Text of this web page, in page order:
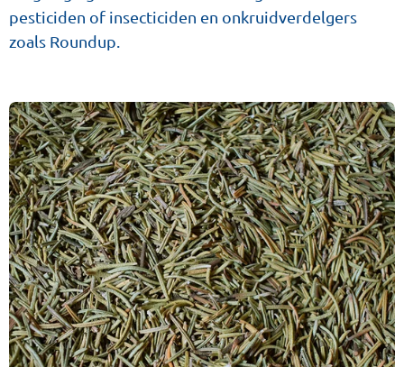
pesticiden of insecticiden en onkruidverdelgers
zoals Roundup.